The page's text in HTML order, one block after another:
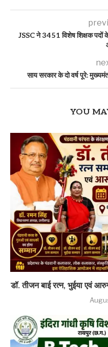
JSSC ने 3451 विशेष शिक्षक पदों
साय सरकार के दो वर्ष पूरे:
YOU
डॉ. तीजन बाई रत्न, भुईया एवं